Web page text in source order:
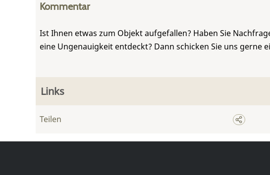
Kommentar
Ist Ihnen etwas zum Objekt aufgefallen? Haben Sie
eine Ungenauigkeit entdeckt? Dann schicken Sie uns gerne
Links
Teilen